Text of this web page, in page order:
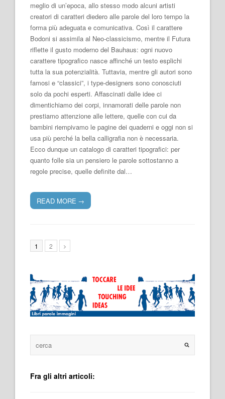
meglio di un’epoca, allo stesso modo alcuni artisti
creatori di caratteri diedero alle parole del loro tempo la
forma più adeguata e comunicativa. Così il carattere
Bodoni si assimila al Neo-classicismo, mentre il Futura
riflette il gusto moderno del Bauhaus: ogni nuovo
carattere tipografico nasce affinché un testo esplichi
tutta la sua potenzialità. Tuttavia, mentre gli autori sono
famosi e “classici”, i type-designers sono conosciuti
solo da pochi esperti. Affascinati dalle idee ci
dimentichiamo dei corpi, innamorati delle parole non
prestiamo attenzione alle lettere, quelle con cui da
bambini riempivamo le pagine dei quaderni e oggi non si
usa più perché la bella calligrafia non è necessaria.
Ecco dunque un catalogo di caratteri tipografici: per
quanto folle sia un pensiero le parole sottostanno a
regole precise, quelle definite dal…
READ MORE →
1 2
Fra gli altri articoli: